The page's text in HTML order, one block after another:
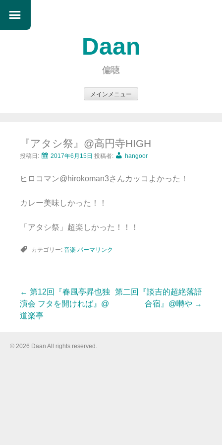
Daan
偏聴
メインメニュー
ン
ツ
ス
ッ
『アタシ祭』@高円寺HIGH
投稿日: 2017年6月15日 投稿者: hangoor
ヒロコマン@hirokoman3さんカッコよかった！
カレー美味しかった！！
「アタシ祭」超楽しかった！！！
カテゴリー: 音楽 パーマリンク
投
稿
← 第12回『春風亭昇也独
演会 フタを開ければ』@
道楽亭
第二回『談吉的超絶落語
合宿』@囀や →
© 2026 Daan All rights reserved.